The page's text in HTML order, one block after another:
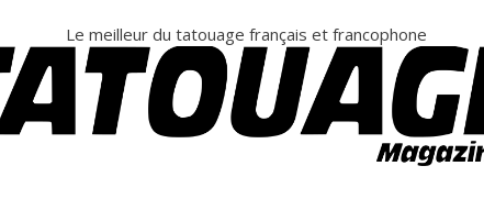
Le meilleur du tatouage français et francophone